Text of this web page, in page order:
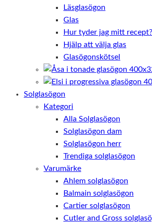
Läsglasögon
Glas
Hur tyder jag mitt recept?
Hjälp att välja glas
Glasögonskötsel
Solglasögon
Kategori
Alla Solglasögon
Solglasögon dam
Solglasögon herr
Trendiga solglasögon
Varumärke
Ahlem solglasögon
Balmain solglasögon
Cartier solglasögon
Cutler and Gross
Statistik
För att vi ska
kunna
förbättra